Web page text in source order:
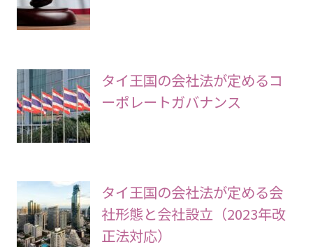
タイ王国の会社法が定めるコ
ーポレートガバナンス
タイ王国の会社法が定める会
社形態と会社設立（2023年改
正法対応）